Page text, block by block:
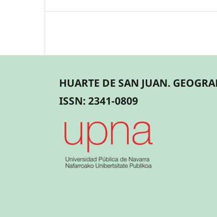
HUARTE DE SAN JUAN.
ISSN: 2341-0809